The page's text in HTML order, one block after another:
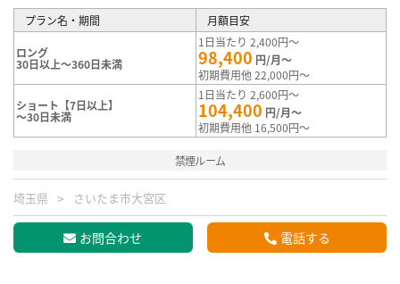
プラン名・期間 月額目安
ロング
30日以上～360日未満
1日当たり 2,400円～
98,400 円/月～
初期費用他 22,000円～
ショート【7日以上】
～30日未満
1日当たり 2,600円～
104,400 円/月～
初期費用他 16,500円～
禁煙ルーム
埼玉県 さいたま市大宮区
お問合わせ 電話する